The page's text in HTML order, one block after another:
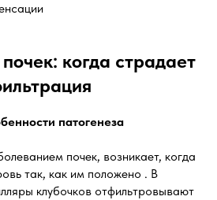
когда страдает
патогенеза
почек, возникает, когда
так, как им положено . В
клубочков отфильтровывают